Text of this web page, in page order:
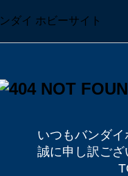
いつもバンダイ
誠に申し訳ござ